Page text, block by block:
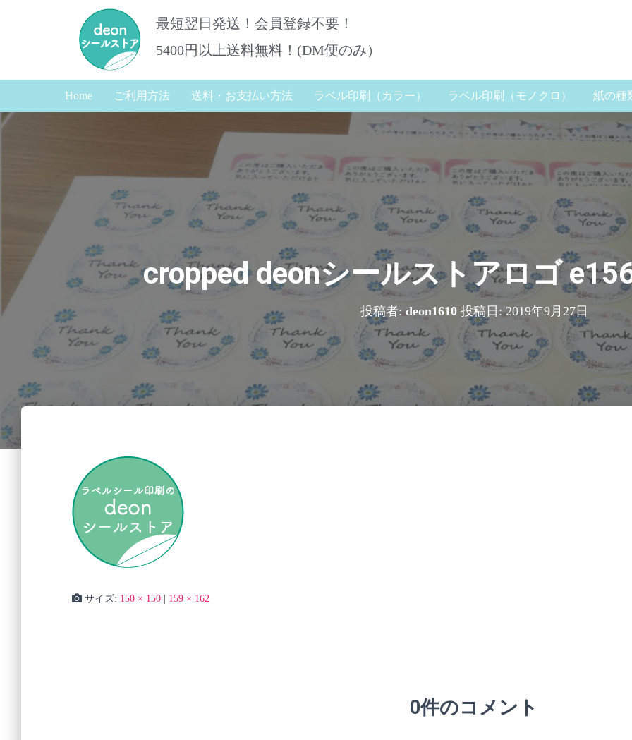
最短翌日発送！会員登録不要！
5400円以上送料無料！​(DM便のみ）
Home ご利用方法 送料・お支払い方法 ラベル印刷（カラー） ラベル印刷（モノクロ） 紙の種
cropped deonシールストアロゴ
投稿者:deon1610投稿日: 2019年9月27日
サイズ: 150 × 150 | 159 × 162
0件のコメント